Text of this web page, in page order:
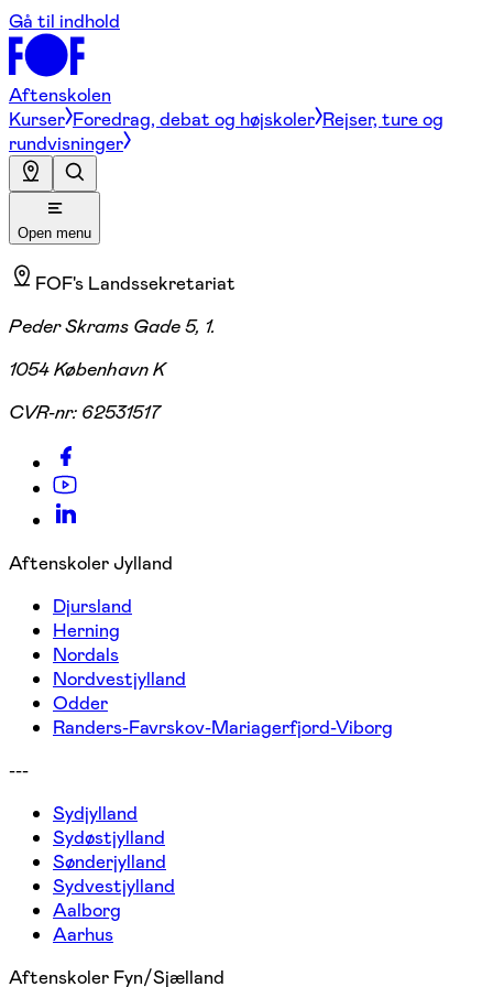
Gå til indhold
Aftenskolen
Kurser Foredrag, debat og højskoler Rejser, ture og
rundvisninger
Open menu
FOF's Landssekretariat
Peder Skrams Gade 5, 1.
1054 København K
CVR-nr: 62531517
Aftenskoler Jylland
Djursland
Herning
Nordals
Nordvestjylland
Odder
Randers-Favrskov-Mariagerfjord-Viborg
---
Sydjylland
Sydøstjylland
Sønderjylland
Sydvestjylland
Aalborg
Aarhus
Aftenskoler Fyn/Sjælland